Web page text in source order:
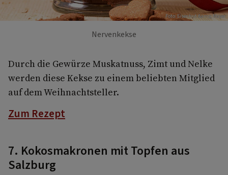
Foto: Eisenhut &amp; Mayer
Nervenkekse
Durch die Gewürze Muskatnuss, Zimt und Nelke
werden diese Kekse zu einem beliebten Mitglied
auf dem Weihnachtsteller.
Zum Rezept
7. Kokosmakronen mit Topfen aus
Salzburg